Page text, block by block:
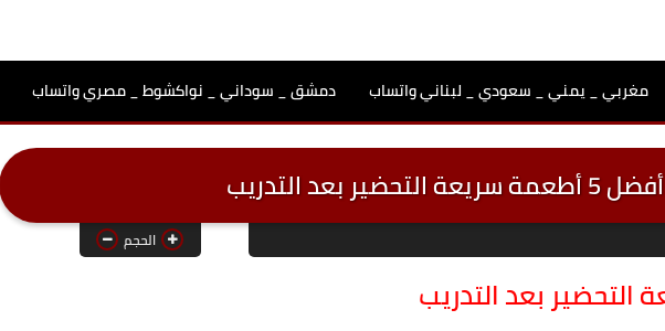
مغربي _ يمني _ سعودي _ لبناني واتساب دمشق _ سوداني _ نواكشوط _ مصري واتساب
أفضل 5 أطعمة سريعة التحضير بعد التدريب
الحجم